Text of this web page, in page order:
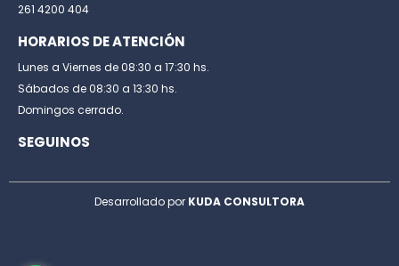
261 4200 404
HORARIOS DE ATENCIÓN
Lunes a Viernes de 08:30 a 17:30 hs.
Sábados de 08:30 a 13:30 hs.
Domingos cerrado.
SEGUINOS
Desarrollado por KUDA CONSULTORA